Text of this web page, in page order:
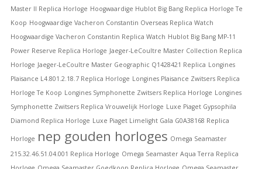
Master II Replica Horloge Hoogwaardige Hublot Big Bang Replica Horloge Te
Koop Hoogwaardige Vacheron Constantin Overseas Replica Watch
Hoogwaardige Vacheron Constantin Replica Watch Hublot Big Bang MP-11
Power Reserve Replica Horloge Jaeger-LeCoultre Master Collection Replica
Horloge Jaeger-LeCoultre Master Geographic Q1428421 Replica Longines
Plaisance L4.801.2.18.7 Replica Horloge Longines Plaisance Zwitsers Replica
Horloge Te Koop Longines Symphonette Zwitsers Replica Horloge Longines
Symphonette Zwitsers Replica Vrouwelijk Horloge Luxe Piaget Gypsophila
Diamond Replica Horloge Luxe Piaget Limelight Gala G0A38168 Replica
Horloge nep gouden horloges Omega Seamaster
215.32.46.51.04.001 Replica Horloge Omega Seamaster Aqua Terra Replica